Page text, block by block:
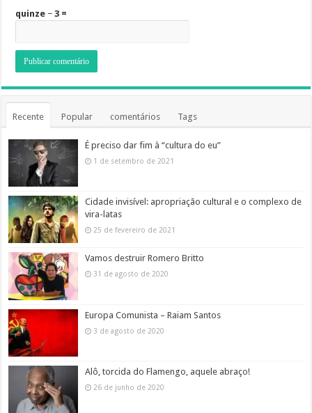
quinze − 3 =
Recente Popular comentários Tags
É preciso dar fim à “cultura do eu”
1 de setembro de 2021
Cidade invisível: apropriação cultural e o complexo de
vira-latas
25 de fevereiro de 2021
Vamos destruir Romero Britto
31 de agosto de 2020
Europa Comunista – Raiam Santos
3 de agosto de 2020
Alô, torcida do Flamengo, aquele abraço!
26 de junho de 2020